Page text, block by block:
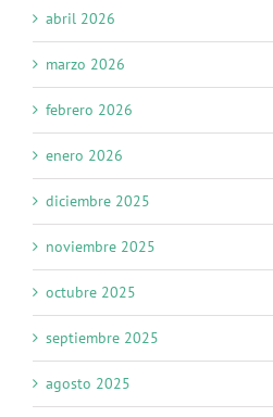
abril 2026
marzo 2026
febrero 2026
enero 2026
diciembre 2025
noviembre 2025
octubre 2025
septiembre 2025
agosto 2025